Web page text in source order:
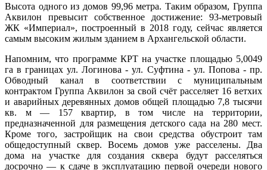
Высота одного из домов 99,96 метра. Таким образом, Группа
Аквилон превысит собственное достижение: 93-метровый
ЖК «Империал», построенный в 2018 году, сейчас является
самым высоким жилым зданием в Архангельской области.
Напомним, что программе КРТ на участке площадью 5,0049
га в границах ул. Логинова - ул. Суфтина - ул. Попова - пр.
Обводный канал в соответствии с муниципальным
контрактом Группа Аквилон за свой счёт расселяет 16 ветхих
и аварийных деревянных домов общей площадью 7,8 тысячи
кв. м — 157 квартир, в том числе на территории,
предназначенной для размещения детского сада на 280 мест.
Кроме того, застройщик на свои средства обустроит там
общедоступный сквер. Восемь домов уже расселены. Два
дома на участке для создания сквера будут расселяться
досрочно — к сдаче в эксплуатацию первой очереди нового